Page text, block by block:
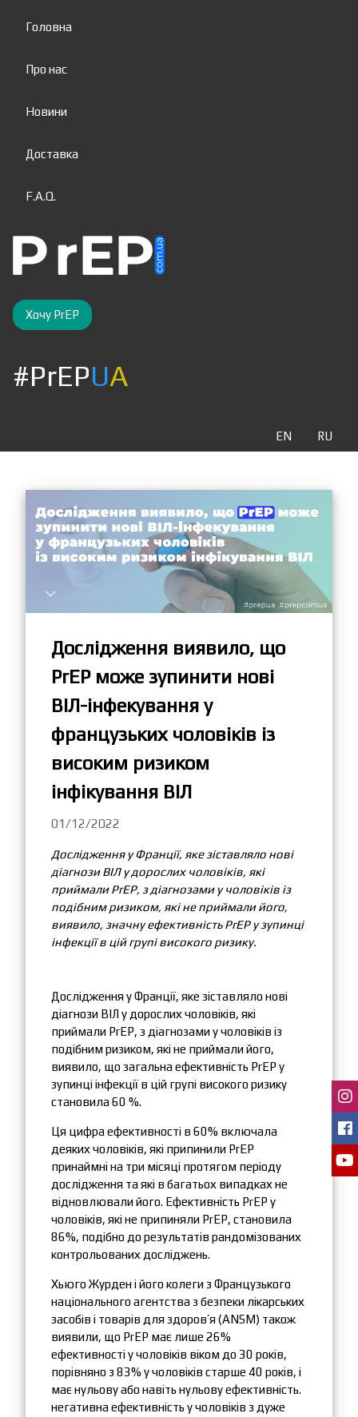
Головна
Про нас
Новини
Доставка
F.A.Q.
Хочу PrEP
#PrEPUA
RU
EN
Дослідження виявило, що
PrEP може зупинити нові
ВІЛ-інфекування у
французьких чоловіків із
високим ризиком
інфікування ВІЛ
01/12/2022
Дослідження у Франції, яке зіставляло нові
діагнози ВІЛ у дорослих чоловіків, які
приймали PrEP, з діагнозами у чоловіків із
подібним ризиком, які не приймали його,
виявило, значну ефективність PrEP у зупинці
інфекції в цій групі високого ризику.
Дослідження у Франції, яке зіставляло нові
діагнози ВІЛ у дорослих чоловіків, які
приймали PrEP, з діагнозами у чоловіків із
подібним ризиком, які не приймали його,
виявило, що загальна ефективність PrEP у
зупинці інфекції в цій групі високого ризику
становила 60 %.
Ця цифра ефективності в 60% включала
деяких чоловіків, які припинили PrEP
принаймні на три місяці протягом періоду
дослідження та які в багатьох випадках не
відновлювали його. Ефективність PrEP у
чоловіків, які не припиняли PrEP, становила
86%, подібно до результатів рандомізованих
контрольованих досліджень.
Хьюго Журден і його колеги з Французького
національного агентства з безпеки лікарських
засобів і товарів для здоров’я (ANSM) також
виявили, що PrEP має лише 26%
ефективності у чоловіків віком до 30 років,
порівняно з 83% у чоловіків старше 40 років, і
має нульову або навіть нульову ефективність.
негативна ефективність у чоловіків з дуже